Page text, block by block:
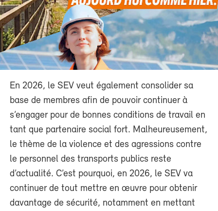
En 2026, le SEV veut également consolider sa
base de membres afin de pouvoir continuer à
s’engager pour de bonnes conditions de travail en
tant que partenaire social fort. Malheureusement,
le thème de la violence et des agressions contre
le personnel des transports publics reste
d’actualité. C’est pourquoi, en 2026, le SEV va
continuer de tout mettre en œuvre pour obtenir
davantage de sécurité, notamment en mettant